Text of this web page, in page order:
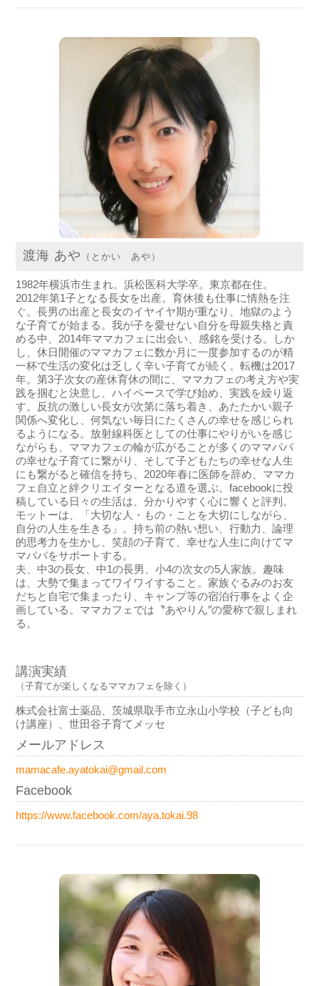
渡海 あや （とかい あや）
1982年横浜市生まれ。浜松医科大学卒。東京都在住。
2012年第1子となる長女を出産。育休後も仕事に情熱を注
ぐ。長男の出産と長女のイヤイヤ期が重なり、地獄のよう
な子育てが始まる。我が子を愛せない自分を母親失格と責
める中、2014年ママカフェに出会い、感銘を受ける。しか
し、休日開催のママカフェに数か月に一度参加するのが精
一杯で生活の変化は乏しく辛い子育てが続く。転機は2017
年。第3子次女の産休育休の間に、ママカフェの考え方や実
践を掴むと決意し、ハイペースで学び始め、実践を繰り返
す。反抗の激しい長女が次第に落ち着き、あたたかい親子
関係へ変化し、何気ない毎日にたくさんの幸せを感じられ
るようになる。放射線科医としての仕事にやりがいを感じ
ながらも、ママカフェの輪が広がることが多くのママパパ
の幸せな子育てに繋がり、そして子どもたちの幸せな人生
にも繋がると確信を持ち、2020年春に医師を辞め、ママカ
フェ自立と絆クリエイターとなる道を選ぶ。facebookに投
稿している日々の生活は、分かりやすく心に響くと評判。
モットーは、「大切な人・もの・ことを大切にしながら、
自分の人生を生きる」。持ち前の熱い想い、行動力、論理
的思考力を生かし、笑顔の子育て、幸せな人生に向けてマ
マパパをサポートする。
夫、中3の長女、中1の長男、小4の次女の5人家族。趣味
は、大勢で集まってワイワイすること。家族ぐるみのお友
だちと自宅で集まったり、キャンプ等の宿泊行事をよく企
画している。ママカフェでは〝あやりん″の愛称で親しまれ
る。
講演実績
（子育てが楽しくなるママカフェを除く）
株式会社富士薬品、茨城県取手市立永山小学校（子ども向
け講座）、世田谷子育てメッセ
メールアドレス
mamacafe.ayatokai@gmail.com
Facebook
https://www.facebook.com/aya.tokai.98